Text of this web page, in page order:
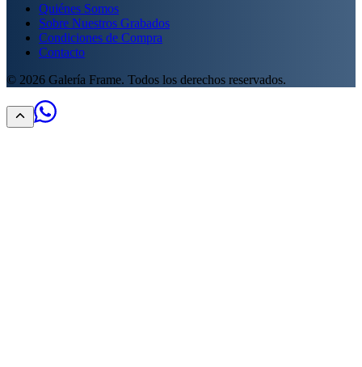
Quiénes Somos
Sobre Nuestros Grabados
Condiciones de Compra
Contacto
© 2026 Galería Frame. Todos los derechos reservados.